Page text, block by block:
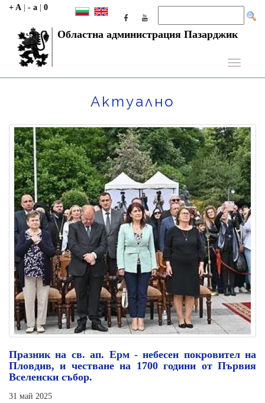
+ A - a 0
Областна администрация Пазарджик
Toggle
Актуално
Празник на св. ап. Ерм - небесен покровител на
Пловдив, и честване на 1700 години от Първия
Вселенски събор.
31 май 2025